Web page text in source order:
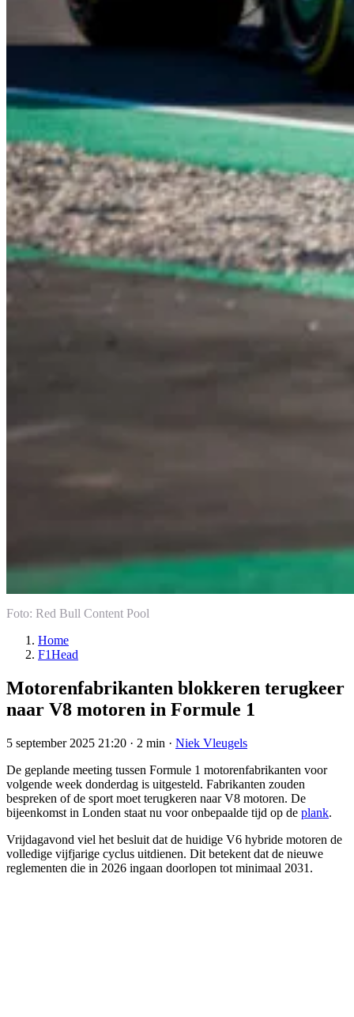
Foto: Red Bull Content Pool
Home
F1Head
Motorenfabrikanten blokkeren terugkeer
naar V8 motoren in Formule 1
5 september 2025 21:20 · 2 min · Niek Vleugels
De geplande meeting tussen Formule 1 motorenfabrikanten voor
volgende week donderdag is uitgesteld. Fabrikanten zouden
bespreken of de sport moet terugkeren naar V8 motoren. De
bijeenkomst in Londen staat nu voor onbepaalde tijd op de plank.
Vrijdagavond viel het besluit dat de huidige V6 hybride motoren de
volledige vijfjarige cyclus uitdienen. Dit betekent dat de nieuwe
reglementen die in 2026 ingaan doorlopen tot minimaal 2031.